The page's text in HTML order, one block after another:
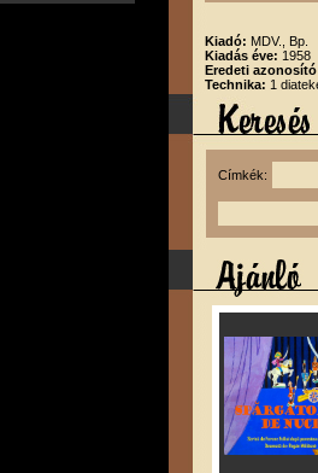
Kiadó: MDV., Bp.
Kiadás éve: 1958
Eredeti
Technika: 1
Címkék: